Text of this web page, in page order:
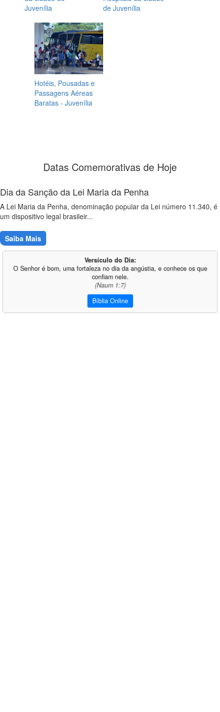
Juvenília
de Juvenília
Hotéis, Pousadas e
Passagens Aéreas
Baratas - Juvenília
Datas Comemorativas de Hoje
Dia da Sanção da Lei Maria da Penha
A Lei Maria da Penha, denominação popular da Lei número 11.340, é
um dispositivo legal brasileir...
Saiba Mais
Versículo do Dia:
O Senhor é bom, uma fortaleza no dia da angústia, e conhece os que
confiam nele.
(Naum 1:7)
Bíblia Online